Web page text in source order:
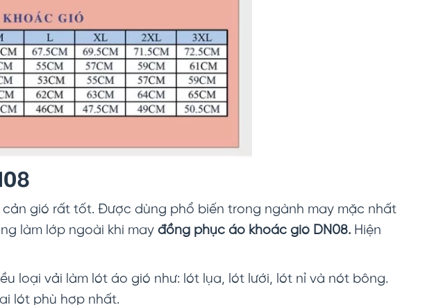
gió rất tốt. Được dùng phổ biến trong ngành may mặc nhất
làm lớp ngoài khi may đồng phục áo khoác gió DN08. Hiện
loại vải làm lót áo gió như: lót lụa, lót lưới, lót nỉ và nót bông.
lót phù hợp nhất.